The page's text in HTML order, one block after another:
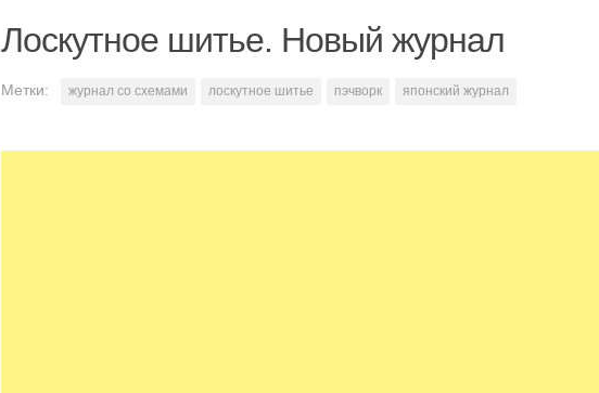
Лоскутное шитье. Новый журнал
Метки: журнал со схемами лоскутное шитье пэчворк японский журнал